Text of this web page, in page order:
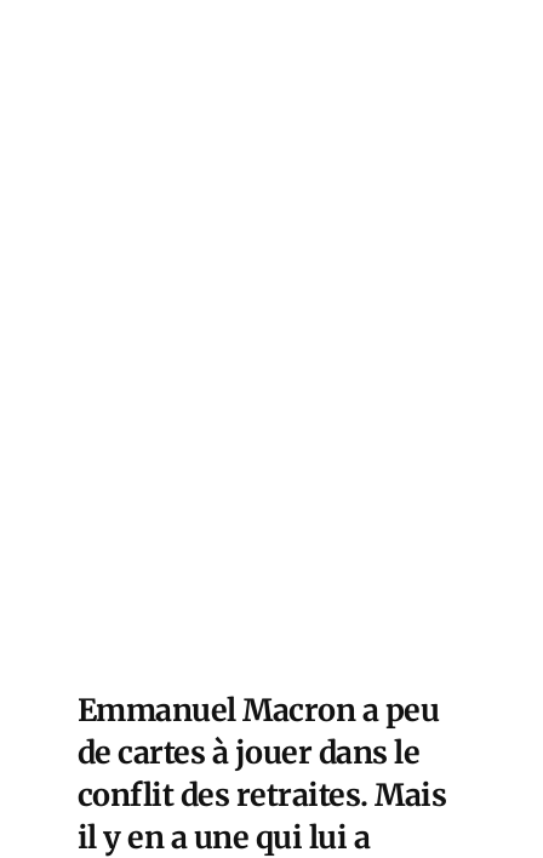
Emmanuel Macron a peu
de cartes à jouer dans le
conflit des retraites. Mais
il y en a une qui lui a